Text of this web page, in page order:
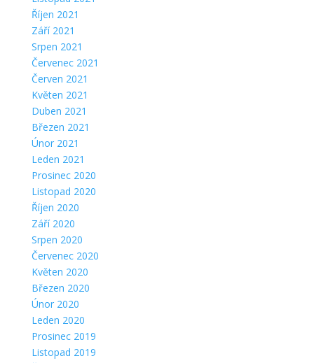
Říjen 2021
Září 2021
Srpen 2021
Červenec 2021
Červen 2021
Květen 2021
Duben 2021
Březen 2021
Únor 2021
Leden 2021
Prosinec 2020
Listopad 2020
Říjen 2020
Září 2020
Srpen 2020
Červenec 2020
Květen 2020
Březen 2020
Únor 2020
Leden 2020
Prosinec 2019
Listopad 2019